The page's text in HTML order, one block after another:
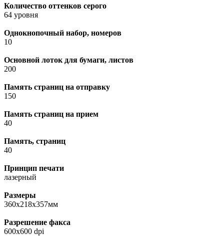
Количество оттенков серого
64 уровня
Однокнопочный набор, номеров
10
Основной лоток для бумаги, листов
200
Память страниц на отправку
150
Память страниц на прием
40
Память, страниц
40
Принцип печати
лазерный
Размеры
360x218x357мм
Разрешение факса
600x600 dpi